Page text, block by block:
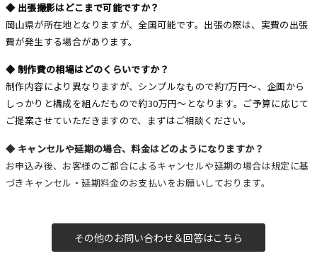
◆ 出張撮影はどこまで可能ですか？
岡山県が所在地となりますが、全国可能です。出張の際は、実費の出張
費が発生する場合があります。
◆ 制作費の相場はどのくらいですか？
制作内容により異なりますが、シンプルなもので約7万円～、企画から
しっかりと構成を組んだもので約30万円～となります。ご予算に応じて
ご提案させていただきますので、まずはご相談ください。
◆ キャンセルや延期の場合、料金はどのようになりますか？
お申込み後、お客様のご都合によるキャンセルや延期の場合は規定に基
づきキャンセル・延期料金のお支払いをお願いしております。
その他のお問い合わせ＆回答はこちら